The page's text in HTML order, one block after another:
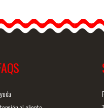
danse